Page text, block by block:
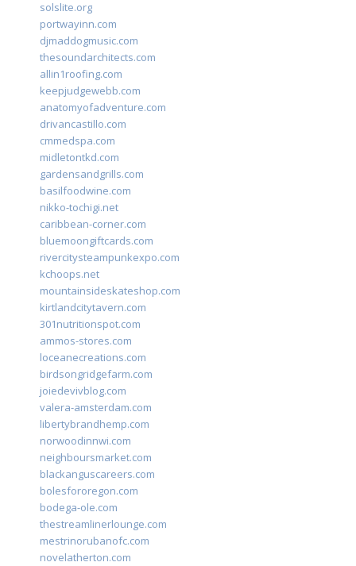
solslite.org
portwayinn.com
djmaddogmusic.com
thesoundarchitects.com
allin1roofing.com
keepjudgewebb.com
anatomyofadventure.com
drivancastillo.com
cmmedspa.com
midletontkd.com
gardensandgrills.com
basilfoodwine.com
nikko-tochigi.net
caribbean-corner.com
bluemoongiftcards.com
rivercitysteampunkexpo.com
kchoops.net
mountainsideskateshop.com
kirtlandcitytavern.com
301nutritionspot.com
ammos-stores.com
loceanecreations.com
birdsongridgefarm.com
joiedevivblog.com
valera-amsterdam.com
libertybrandhemp.com
norwoodinnwi.com
neighboursmarket.com
blackanguscareers.com
bolesfororegon.com
bodega-ole.com
thestreamlinerlounge.com
mestrinorubanofc.com
novelatherton.com